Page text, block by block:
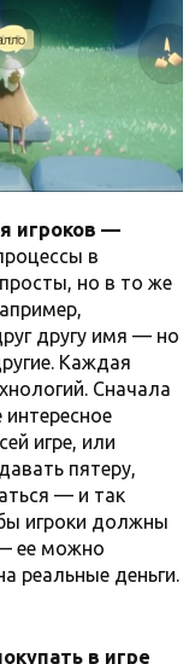
игроков —
в
но в то же
другу имя — но
Каждая
Сначала
игре, или
пятеру,
— и так
игроки должны
ее можно
реальные деньги.
в игре